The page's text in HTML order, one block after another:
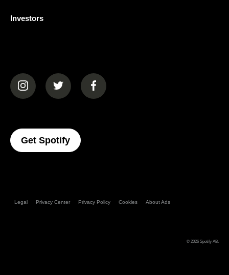
Investors
(opens in a new tab)(opens in a new tab)(opens in a new tab)
Get Spotify(opens In A New Tab)
Legal Privacy Center Privacy Policy Cookies About Ads
© 2026 Spotify AB